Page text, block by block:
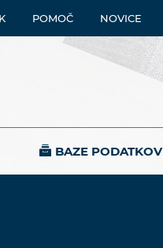
POMOČ NOVICE
BAZE PODATKOV